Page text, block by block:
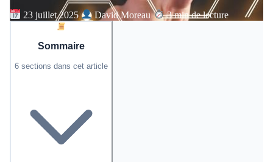
23 juillet 2025 David Moreau 3 min de lecture
Sommaire
6 sections dans cet article